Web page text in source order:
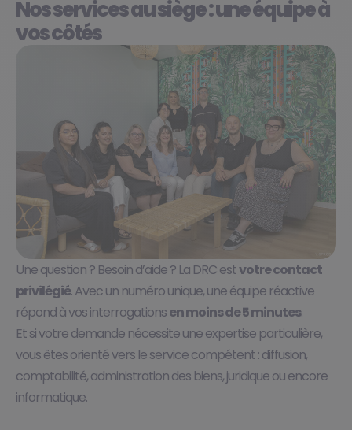
Nos services au siège : une équipe à
vos côtés
Une question ? Besoin d’aide ? La DRC estvotre contact
privilégié. Avec un numéro unique, une équipe réactive
répond à vos interrogationsen moins de 5 minutes.​
Et si votre demande nécessite une expertise particulière,
vous êtes orienté vers le service compétent : diffusion,
comptabilité, administrationdes biens, juridique ou encore
informatique.